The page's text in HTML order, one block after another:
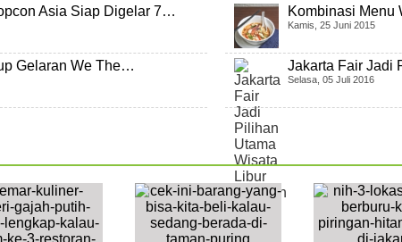
Asia Siap Digelar 7…
Gelaran We The…
Kombinasi Menu
Kamis, 25 Juni 2015
Jakarta Fair Jadi
Selasa, 05 Juli 2016